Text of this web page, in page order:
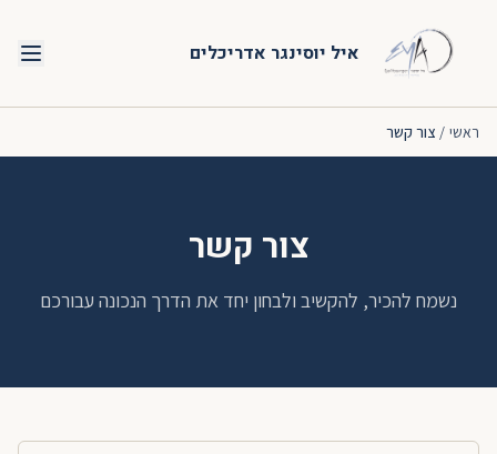
איל יוסינגר אדריכלים
ראשי / צור קשר
צור קשר
נשמח להכיר, להקשיב ולבחון יחד את הדרך הנכונה עבורכם